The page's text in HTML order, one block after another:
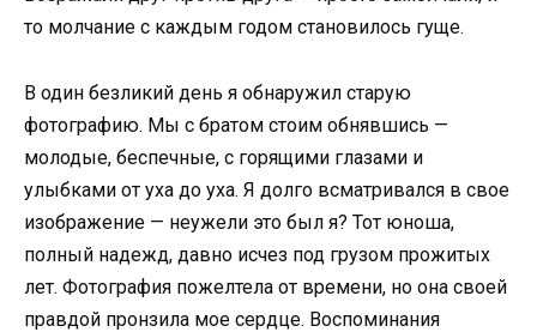
то молчание с каждым годом становилось гуще.
В один безликий день я обнаружил старую
фотографию. Мы с братом стоим обнявшись —
молодые, беспечные, с горящими глазами и
улыбками от уха до уха. Я долго всматривался в свое
изображение — неужели это был я? Тот юноша,
полный надежд, давно исчез под грузом прожитых
лет. Фотография пожелтела от времени, но она своей
правдой пронзила мое сердце. Воспоминания